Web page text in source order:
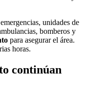
unidades de
bomberos y
para asegurar el área.
horas.
continúan